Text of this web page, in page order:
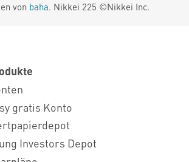
von baha. Nikkei 225 ©Nikkei Inc.
gratis Konto
Investors Depot